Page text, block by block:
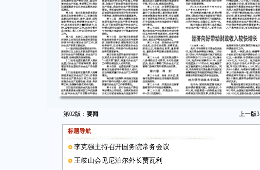
第02版： 要闻 上一版3
标题导航
李克强主持召开国务院常务会议
王岐山会见尼泊尔外长贾瓦利